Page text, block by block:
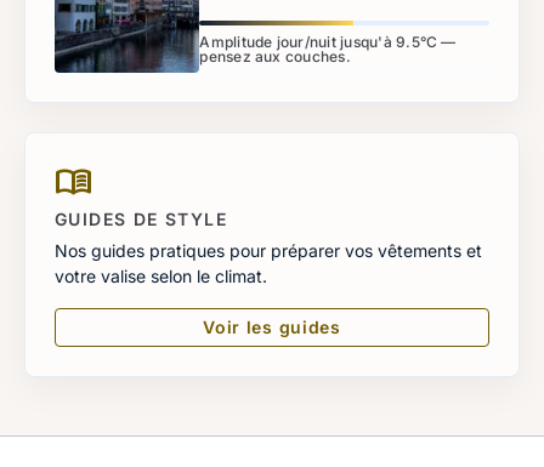
Amplitude jour/nuit jusqu'à 9.5°C —
pensez aux couches.
menu_book
GUIDES DE STYLE
Nos guides pratiques pour préparer vos vêtements et
votre valise selon le climat.
Voir les guides